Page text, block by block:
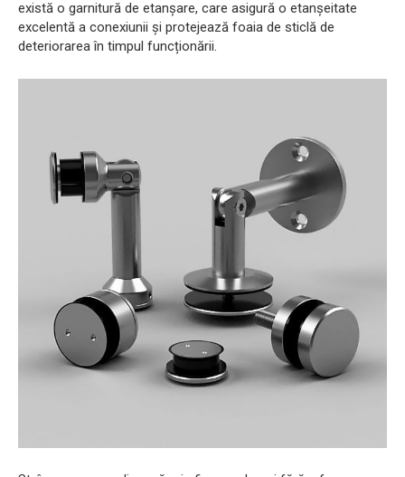
există o garnitură de etanșare, care asigură o etanșeitate
excelentă a conexiunii și protejează foaia de sticlă de
deteriorarea în timpul funcționării.